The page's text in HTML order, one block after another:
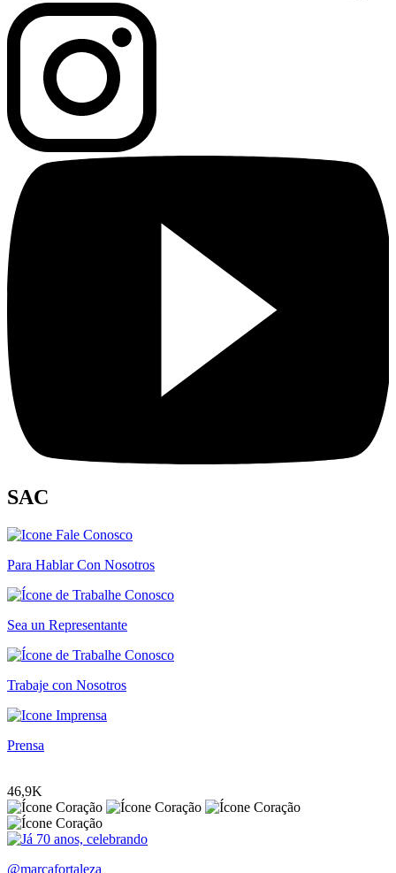
SAC
Para Hablar Con Nosotros
Sea un Representante
Trabaje con Nosotros
Prensa
46,9K
@marcafortaleza